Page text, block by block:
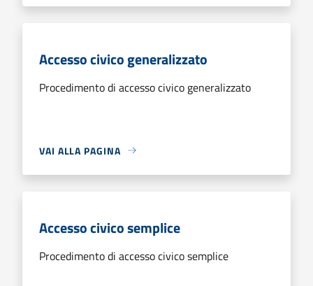
Accesso civico generalizzato
Procedimento di accesso civico generalizzato
VAI ALLA PAGINA
Accesso civico semplice
Procedimento di accesso civico semplice